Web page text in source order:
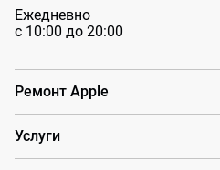
Ежедневно
с 10:00 до 20:00
Ремонт Apple
Услуги